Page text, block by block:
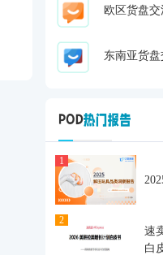
欧区货盘交
东南亚货
1
2
速
白